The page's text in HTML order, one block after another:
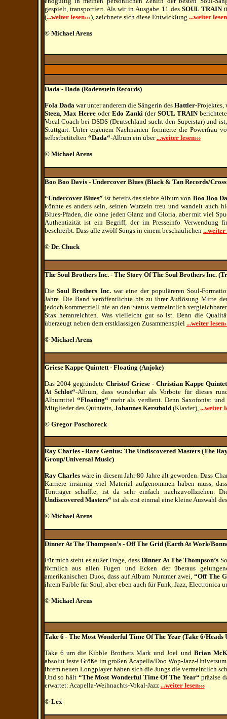
gespielt, transportiert. Als wir in Ausgabe 11 des SOUL TRAIN
(...weiter lesen›››), zeichnete sich diese Entwicklung ...weiter
© Michael Arens
Dada - Dada (Rodenstein Records)
Fola Dadawar unter anderem die Sängerin desHattler-Projektes,
Steen, Max Herreoder Edo Zanki(der SOUL TRAIN
Vocal Coach bei DSDS (Deutschland sucht den Superstar) und
Stuttgart. Unter eigenem Nachnamen formierte die Powerfrau
selbstbetitelten “Dada“-Album ein über...weiter lesen›››
© Michael Arens
Boo Boo Davis - Undercover Blues (Black & Tan Records/
“Undercover Blues” ist bereits das siebte Album von Boo Boo
könnte es anders sein, seinen Wurzeln treu und wandelt auch
Blues-Pfaden, die ohne jeden Glanz und Gloria, aber mit viel
Authentizität ist ein Begriff, der im Presseinfo Verwendung
beschreibt. Dass alle zwölf Songs in einem beschaulichen ...weiter
© Dr. Chuck
The Soul Brothers Inc. - The Story Of The Soul Brothers Inc.
Die Soul Brothers Inc.war eine der populäreren Soul-
Jahre. Die Band veröffentlichte bis zu ihrer Auflösung Mitte
jedoch kommerziell nie an den Status vermeintlich
Stax heranreichten. Was vielleicht gut so ist. Denn die
überzeugt neben dem erstklassigen Zusammenspiel ...weiter
© Michael Arens
Griese Kappe Quintett - Floating (Anjoke)
Das 2004 gegründete Christof Griese - Christian Kappe
At Schlot“-Album, dass wunderbar als Vorbote für dieses
Albumtitel “Floating“ mehr als verdient.Denn Saxofonist und
Mitglieder des Quintetts, Johannes Kersthold (Klavier), ...weiter
© Gregor Poschoreck
Ray Charles - Rare Genius: The Undiscovered Masters (The
Group/Universal Music)
Ray Charleswäre in diesem Jahr 80 Jahre alt geworden. Dass
Karriere irrsinnig viel Material aufgenommen haben muss,
Tonträger schaffte, ist da sehr einfach nachzuvollziehen.
Undiscovered Masters“ ist als erst einmal eine kleine Auswahl
© Michael Arens
Dinner At The Thompson’s - Off The Grid (Earth At Work/
Für mich steht es außer Frage, dassDinner At The Thompson’s
förmlich aus allen Fugen und Ecken der überaus
amerikanischen Duos, dass auf Album Nummer zwei, “Off The
ihrem Faible für Soul, aber eben auch für Funk, Jazz, Electronica
© Michael Arens
Take 6 - The Most Wonderful Time Of The Year (Take 6/Heads
Take 6 um die Kibble Brothers Mark und Joel und Brian
absolut feste Größe im großen Acapella/Doo Wop-Jazz-
ihrem neuen Longplayer haben sich die Jungs die vermeintlich
Und so hält “The Most Wonderful Time Of The Year“präzise
erwartet: Acapella-Weihnachts-Vokal-Jazz ...weiter lesen›››
© Lex